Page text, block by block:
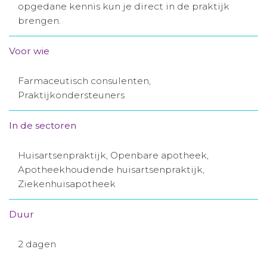
opgedane kennis kun je direct in de praktijk
brengen.
Voor wie
Farmaceutisch consulenten,
Praktijkondersteuners
In de sectoren
Huisartsenpraktijk, Openbare apotheek,
Apotheekhoudende huisartsenpraktijk,
Ziekenhuisapotheek
Duur
2 dagen